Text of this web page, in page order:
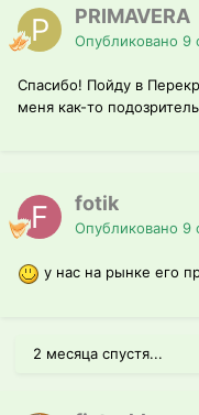
PRIMAVERA
Опубликовано 9
Спасибо! Пойду в
меня как-то
fotik
Опубликовано 9
у нас на рынке его
2 месяца спустя...